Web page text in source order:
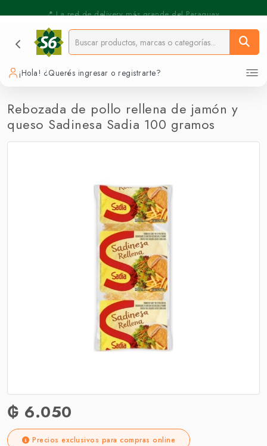
📍 La red de delivery más grande del Paraguay.
⚡️ Pickup Express - Retirás en 30 min.
¡Hola! ¿Querés ingresar o registrarte?
Rebozada de pollo rellena de jamón y
queso Sadinesa Sadia 100 gramos
₲ 6.050
Precios exclusivos para compras online